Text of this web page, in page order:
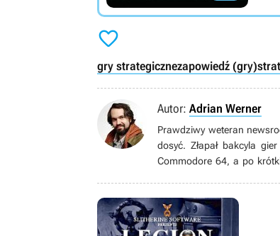

gry strategicznezapowiedź (gry)
Autor: Adrian Werner
Prawdziwy weteran
dosyć. Złapał bakcyla
Commodore 64, a po
książek, seriali, filmów i